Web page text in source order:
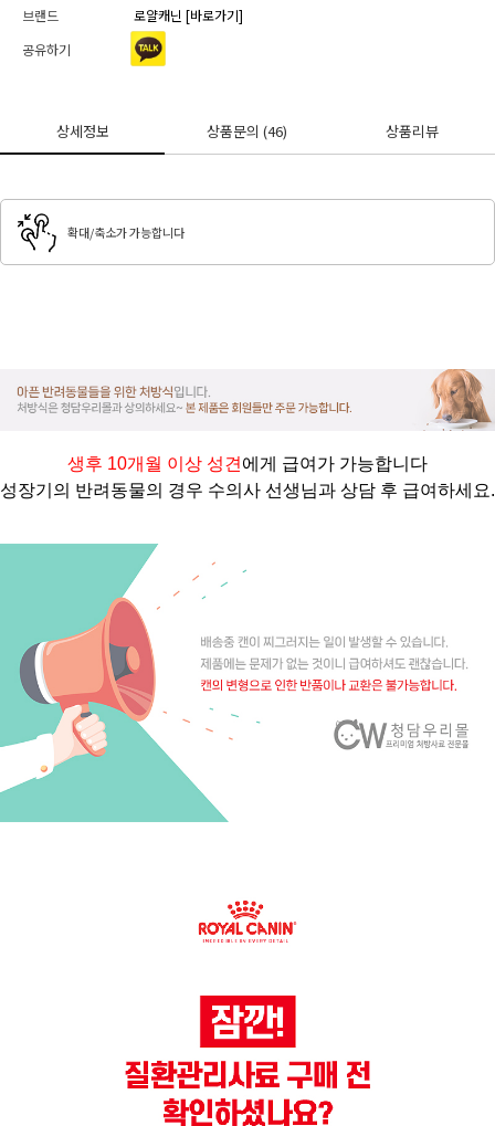
브랜드
로얄캐닌 [바로가기]
공유하기
상세정보 상품문의(46) 상품리뷰
확대/축소가 가능합니다
생후 10개월 이상 성견 에게 급여가 가능합니다
성장기의 반려동물의 경우 수의사 선생님과 상담 후 급여하세요.